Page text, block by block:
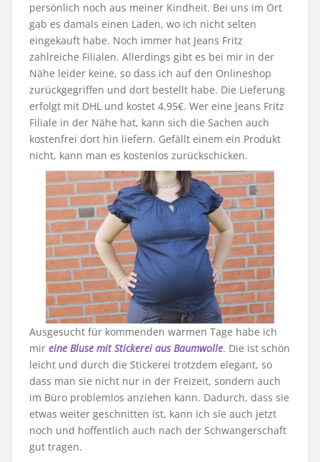
persönlich noch aus meiner Kindheit. Bei uns im Ort
gab es damals einen Laden, wo ich nicht selten
eingekauft habe. Noch immer hat Jeans Fritz
zahlreiche Filialen. Allerdings gibt es bei mir in der
Nähe leider keine, so dass ich auf den Onlineshop
zurückgegriffen und dort bestellt habe. Die Lieferung
erfolgt mit DHL und kostet 4,95€. Wer eine Jeans Fritz
Filiale in der Nähe hat, kann sich die Sachen auch
kostenfrei dort hin liefern. Gefällt einem ein Produkt
nicht, kann man es kostenlos zurückschicken.
Ausgesucht für kommenden warmen Tage habe ich
mir eine Bluse mit Stickerei aus Baumwolle. Die ist schön
leicht und durch die Stickerei trotzdem elegant, so
dass man sie nicht nur in der Freizeit, sondern auch
im Büro problemlos anziehen kann. Dadurch, dass sie
etwas weiter geschnitten ist, kann ich sie auch jetzt
noch und hoffentlich auch nach der Schwangerschaft
gut tragen.